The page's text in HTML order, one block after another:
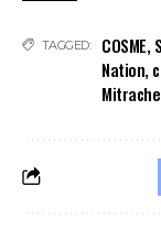
TAGGED: COSME,
Nation,
Mitrache